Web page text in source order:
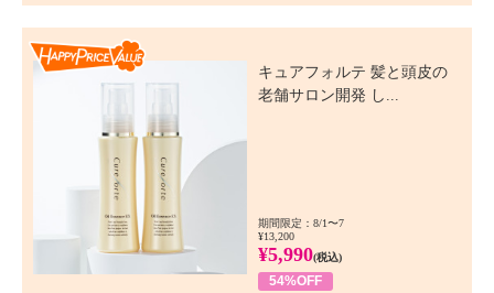
キュアフォルテ 髪と頭皮の
老舗サロン開発 し...
期間限定：8/1〜7
¥13,200
¥5,990(税込)
54%OFF